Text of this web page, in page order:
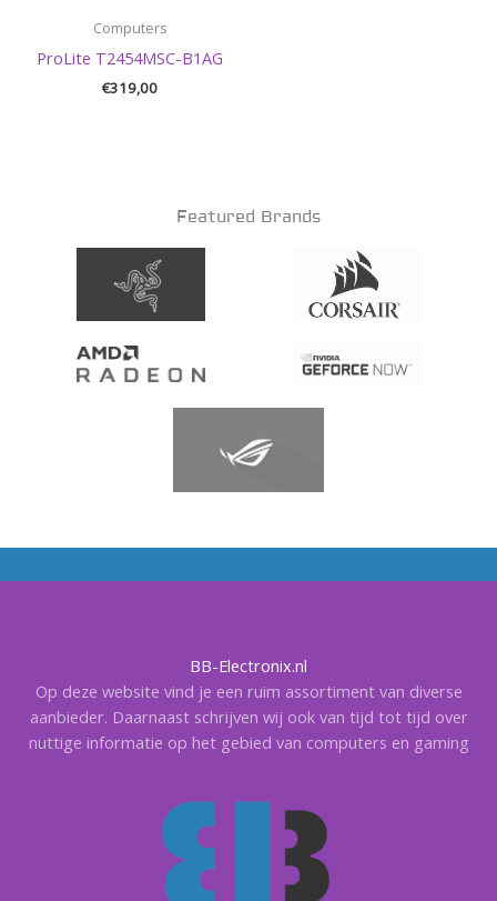
Computers
ProLite T2454MSC-B1AG
€319,00
Featured Brands
BB-Electronix.nl
Op deze website vind je een ruim assortiment van diverse
aanbieder. Daarnaast schrijven wij ook van tijd tot tijd over
nuttige informatie op het gebied van computers en gaming